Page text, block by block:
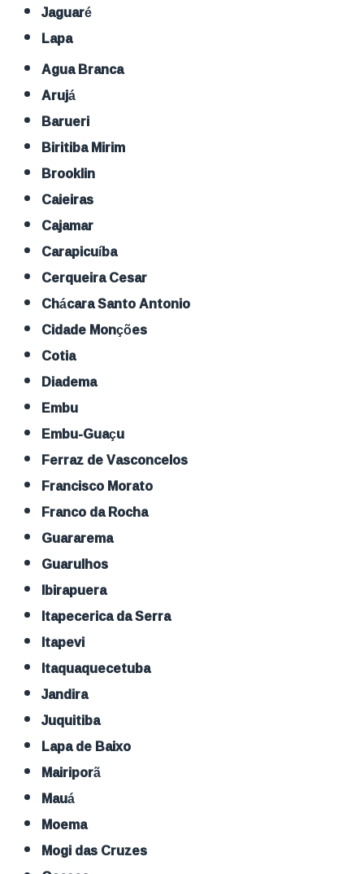
Jaguaré
Lapa
Agua Branca
Arujá
Barueri
Biritiba Mirim
Brooklin
Caieiras
Cajamar
Carapicuíba
Cerqueira Cesar
Chácara Santo Antonio
Cidade Monções
Cotia
Diadema
Embu
Embu-Guaçu
Ferraz de Vasconcelos
Francisco Morato
Franco da Rocha
Guararema
Guarulhos
Ibirapuera
Itapecerica da Serra
Itapevi
Itaquaquecetuba
Jandira
Juquitiba
Lapa de Baixo
Mairiporã
Mauá
Moema
Mogi das Cruzes